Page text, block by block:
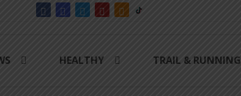
HEALTHY TRAIL & RUNNING